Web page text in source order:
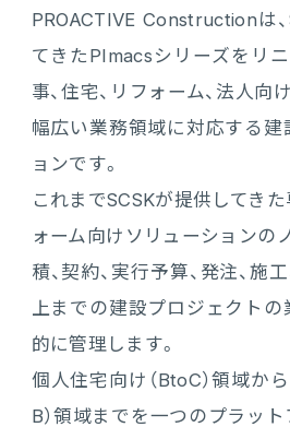
PROACTIVE Constructionは
てきたPImacsシリーズをリ
事、住宅、リフォーム、法人向
幅広い業務領域に対応する建
ョンです。
これまでSCSKが提供してきた
ォーム向けソリューションの
積、契約、実行予算、発注、施
上までの建設プロジェクト
的に管理します。
個人住宅向け（BtoC）領域か
B）領域までを一つのプラッ